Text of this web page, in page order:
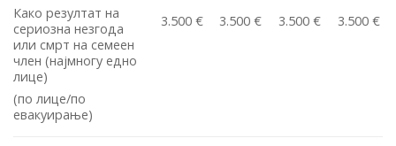
Како резултат на
сериозна незгода
или смрт на семеен
член (најмногу едно
лице)
(по лице/по
евакуирање)
3.500 € 3.500 € 3.500 € 3.500 €